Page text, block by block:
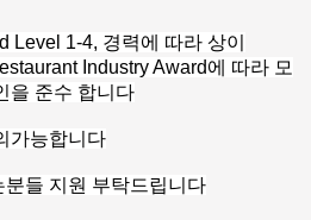
Level 1-4, 경력에 따라 상이
Industry Award에 따라 모
을 준수 합니다
가능합니다
들 지원 부탁드립니다